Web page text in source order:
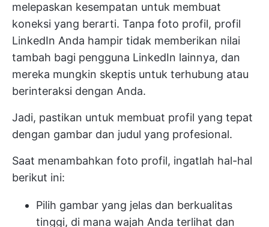
melepaskan kesempatan untuk membuat
koneksi yang berarti. Tanpa foto profil, profil
LinkedIn Anda hampir tidak memberikan nilai
tambah bagi pengguna LinkedIn lainnya, dan
mereka mungkin skeptis untuk terhubung atau
berinteraksi dengan Anda.
Jadi, pastikan untuk membuat profil yang tepat
dengan gambar dan judul yang profesional.
Saat menambahkan foto profil, ingatlah hal-hal
berikut ini:
Pilih gambar yang jelas dan berkualitas
tinggi, di mana wajah Anda terlihat dan